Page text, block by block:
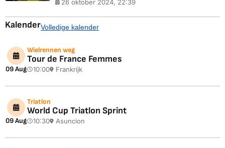
26 oktober 2024, 22:39
KalenderVolledige kalender
09 Aug
Wielrennen weg
Tour de France Femmes
10:00 Frankrijk
09 Aug
Triatlon
World Cup Triatlon Sprint
10:30 Asuncion